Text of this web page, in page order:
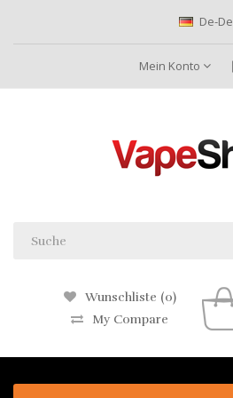
De-De
Mein Konto
Wunschliste (0)
My Compare